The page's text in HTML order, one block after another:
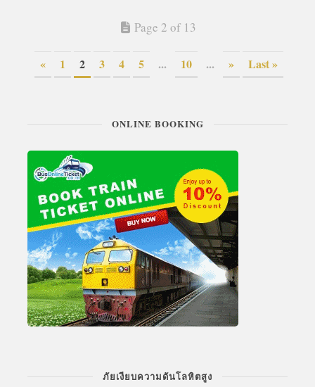
Page 2 of 13
« 1 2 3 4 5 ... 10 ... » Last »
ONLINE BOOKING
ภัยเงียบความดันโลหิตสูง